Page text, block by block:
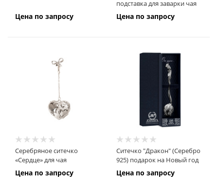
Цена по запросу
подставка для заварки чая
Цена по запросу
Серебряное ситечко
«Сердце» для чая
Цена по запросу
Ситечко "Дракон" (Серебро
925) подарок на Новый год
Цена по запросу